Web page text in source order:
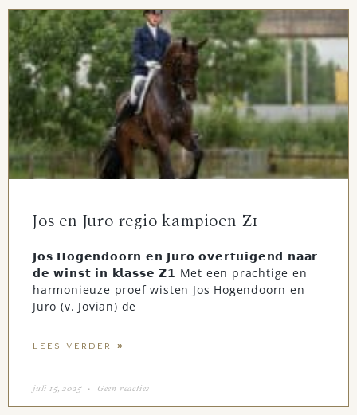
Jos en Juro regio kampioen Z1
𝗝𝗼𝘀 𝗛𝗼𝗴𝗲𝗻𝗱𝗼𝗼𝗿𝗻 𝗲𝗻 𝗝𝘂𝗿𝗼 𝗼𝘃𝗲𝗿𝘁𝘂𝗶𝗴𝗲𝗻𝗱 𝗻𝗮𝗮𝗿
𝗱𝗲 𝘄𝗶𝗻𝘀𝘁 𝗶𝗻 𝗸𝗹𝗮𝘀𝘀𝗲 𝗭𝟭 Met een prachtige en
harmonieuze proef wisten Jos Hogendoorn en
Juro (v. Jovian) de
LEES VERDER »
juli 15, 2025 Geen reacties